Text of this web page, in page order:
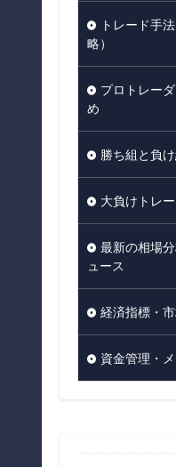
トレード手
略）
プロトレー
め
勝ち組と負
大負けトレ
最新の相場
ュース
経済指標・
資金管理・